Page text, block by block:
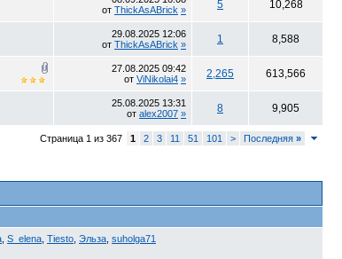
от ThickAsABrick » 5 10,268
29.08.2025 12:06
от ThickAsABrick » 1 8,588
27.08.2025 09:42
от ViNikolai4 » 2,265 613,566
25.08.2025 13:31
от alex2007 » 8 9,905
Страница 1 из 367 1 2 3 11 51 101 > Последняя »
S_elena Tiesto Эльза suholga71